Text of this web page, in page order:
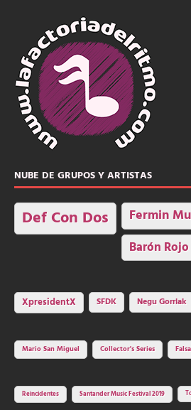
NUBE DE GRUPOS Y ARTISTAS
Def Con Dos Fermin
Barón Rojo
XpresidentX SFDK Negu Gorriak
Mario San Miguel
Collector's Series
Reincidentes Santander Music Festival 2019